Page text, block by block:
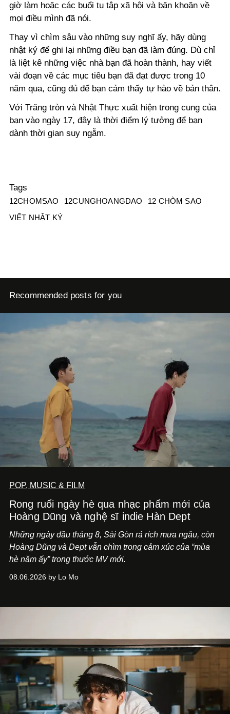
giờ làm hoặc các buổi tụ tập xã hội và băn khoăn về
mọi điều mình đã nói.
Thay vì chìm sâu vào những suy nghĩ ấy, hãy dùng
nhật ký để ghi lại những điều bạn đã làm đúng. Dù chỉ
là liệt kê những việc nhà bạn đã hoàn thành, hay viết
vài đoạn về các mục tiêu bạn đã đạt được trong 10
năm qua, cũng đủ để bạn cảm thấy tự hào về bản thân.
Với Trăng tròn và Nhật Thực xuất hiện trong cung của
bạn vào ngày 17, đây là thời điểm lý tưởng để bạn
dành thời gian suy ngẫm.
Tags
12CHOMSAO 12CUNGHOANGDAO
12 CHÒM SAO
VIẾT NHẬT KÝ
Recommended posts for you
POP, MUSIC & FILM
Rong ruổi ngày hè qua nhạc phẩm mới của
Hoàng Dũng và nghệ sĩ indie Hàn Dept
Những ngày đầu tháng 8, Sài Gòn rả rích mưa ngâu, còn
Hoàng Dũng và Dept vẫn chìm trong cảm xúc của “mùa
hè năm ấy” trong thước MV mới.
08.06.2026 by Lo Mo